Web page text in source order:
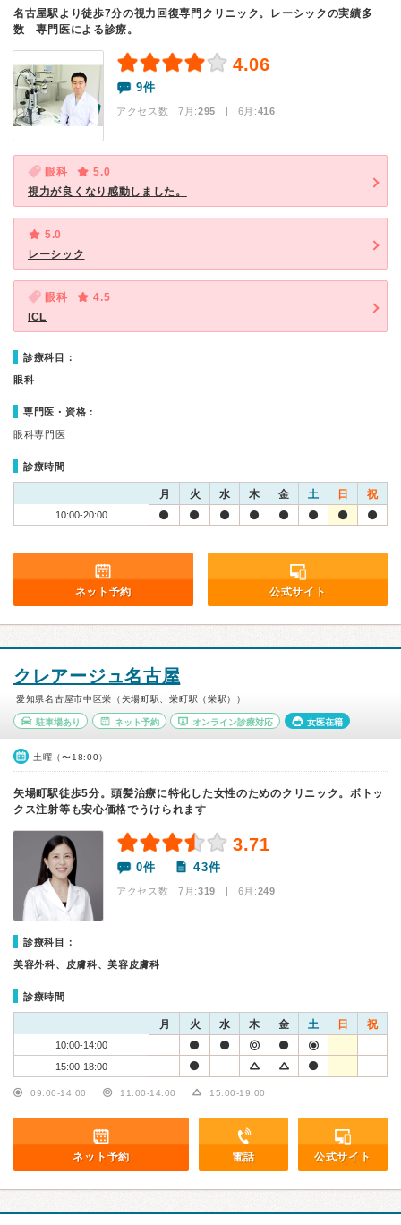
名古屋駅より徒歩7分の視力回復専門クリニック。レーシックの実績多
数 専門医による診療。
4.06
9件
アクセス数 7月:295 | 6月:416
眼科
5.0
視力が良くなり感動しました。
5.0
レーシック
眼科
4.5
ICL
診療科目：
眼科
専門医・資格：
眼科専門医
診療時間
月 火 水 木 金 土 日 祝
10:00-20:00
ネット予約 公式サイト
クレアージュ名古屋
愛知県名古屋市中区栄（矢場町駅、栄町駅（栄駅））
駐車場あり ネット予約 オンライン診療対応 女医在籍
土曜（〜18:00）
矢場町駅徒歩5分。頭髪治療に特化した女性のためのクリニック。ボトッ
クス注射等も安心価格でうけられます
3.71
0件 43件
アクセス数 7月:319 | 6月:249
診療科目：
美容外科、皮膚科、美容皮膚科
診療時間
月 火 水 木 金 土 日 祝
10:00-14:00
15:00-18:00
09:00-14:00 11:00-14:00 15:00-19:00
ネット予約 電話 公式サイト